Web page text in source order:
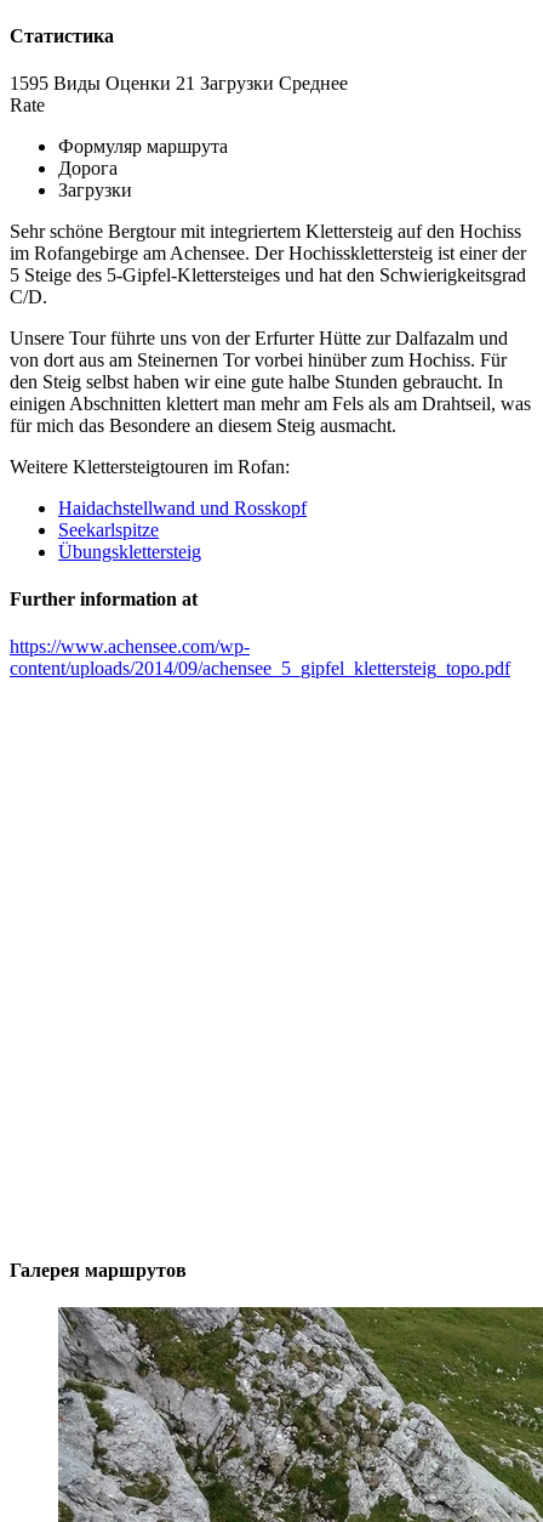
Статистика
1595 Виды Оценки 21 Загрузки Среднее
Rate
Формуляр маршрута
Дорога
Загрузки
Sehr schöne Bergtour mit integriertem Klettersteig auf den Hochiss
im Rofangebirge am Achensee. Der Hochissklettersteig ist einer der
5 Steige des 5-Gipfel-Klettersteiges und hat den Schwierigkeitsgrad
C/D.
Unsere Tour führte uns von der Erfurter Hütte zur Dalfazalm und
von dort aus am Steinernen Tor vorbei hinüber zum Hochiss. Für
den Steig selbst haben wir eine gute halbe Stunden gebraucht. In
einigen Abschnitten klettert man mehr am Fels als am Drahtseil, was
für mich das Besondere an diesem Steig ausmacht.
Weitere Klettersteigtouren im Rofan:
Haidachstellwand und Rosskopf
Seekarlspitze
Übungsklettersteig
Further information at
https://www.achensee.com/wp-
content/uploads/2014/09/achensee_5_gipfel_klettersteig_topo.pdf
Галерея маршрутов